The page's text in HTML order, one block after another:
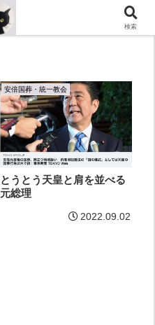
安倍国葬・統一教会
とうとう天皇と肩を並べる
元総理
2022.09.02
検索